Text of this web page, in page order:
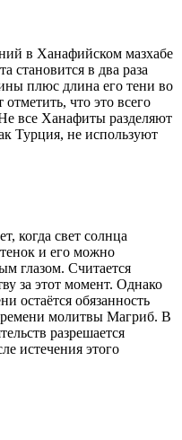
в Ханафийском мазхабе
становится в два раза
плюс длина его тени во
что это всего
все Ханафиты разделяют
Турция, не используют
когда свет солнца
и его можно
глазом. Считается
за этот момент. Однако
остаётся обязанность
молитвы Магриб. В
разрешается
истечения этого